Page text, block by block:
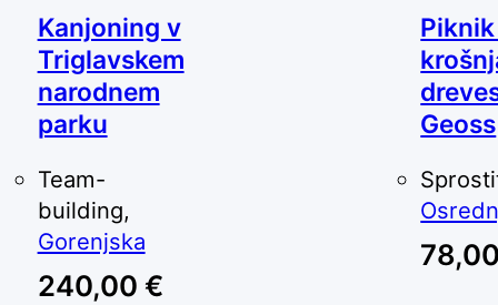
Kanjoning v
Triglavskem
narodnem
parku
Team-
building,
Gorenjska
240,00 €
Geoss